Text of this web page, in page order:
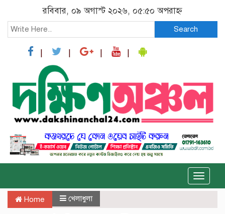
রবিবার, ০৯ অগাস্ট ২০২৬, ০৫:৫০ অপরাহ্ন
Search
Toggle
Home খেলাধুলা